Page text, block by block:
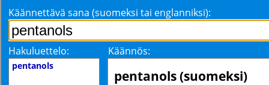
Käännettävä sana (suomeksi tai englanniksi):
Hakuluettelo: Käännös:
pentanols
pentanols (suomeksi)